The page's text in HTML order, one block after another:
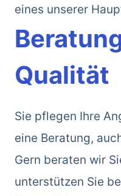
eines unserer
Qualität
Sie pflegen Ihre
eine Beratung,
Gern beraten wir
unterstützen Sie